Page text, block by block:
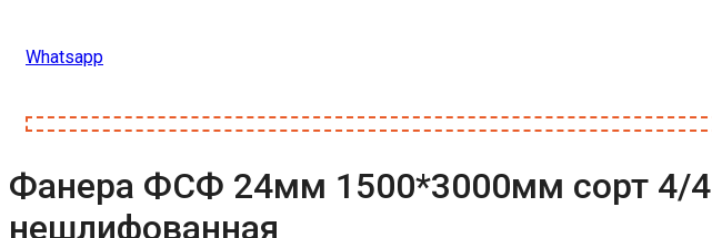
Whatsapp
Фанера ФСФ 24мм 1500*3000мм сорт 4/4
нешлифованная